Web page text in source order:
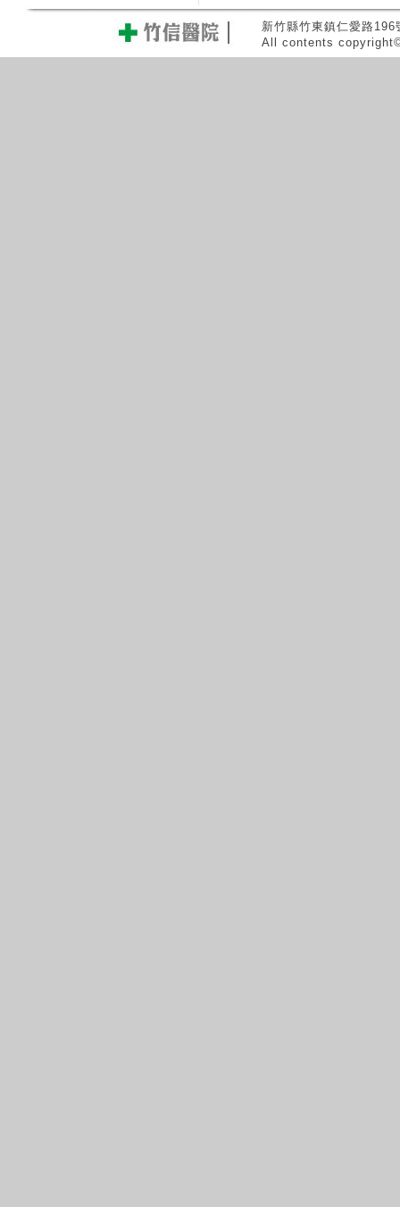
新竹縣竹東鎮仁愛路
All contents